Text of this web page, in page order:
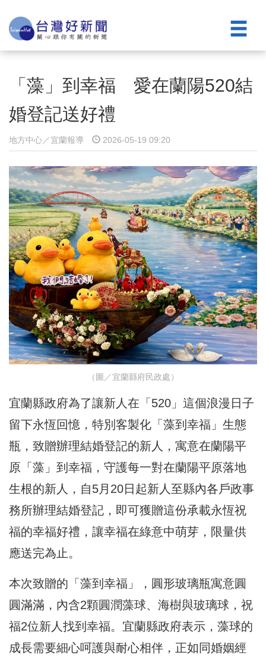
「藻」到幸福 愛在蘭陽520結
婚登記送好禮
地方中心／宜蘭報導 2026-05-19 09:20
（圖／宜蘭縣府民政處）
宜蘭縣政府為了讓新人在「520」這個浪漫日子
留下永恆回憶，特別客製化「藻到幸福」生態
瓶，致贈辦理結婚登記的新人，寓意在蘭陽平
原「藻」到幸福，守護每一對在蘭陽平原落地
生根的新人，自5月20日起新人至縣內各戶政事
務所辦理結婚登記，即可獲贈這份承載永恆祝
福的幸福好禮，讓幸福在綠意中萌芽，限量供
應送完為止。
本次致贈的「藻到幸福」，圓形玻璃瓶寓意圓
圓滿滿，內含2顆圓潤藻球、海樹與玻璃球，祝
福2位新人找到幸福。宜蘭縣政府表示，藻球的
成長需要細心呵護與耐心相伴，正如同婚姻經